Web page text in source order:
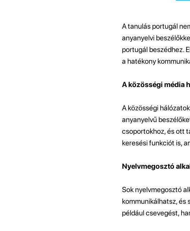
A tanulás portugál
anyanyelvi
portugál beszédhez.
a hatékony
A közösségi média
A közösségi
anyanyelvű
csoportokhoz, és ott
keresési funkciót is,
Nyelvmegosztó
Sok nyelvmegosztó
kommunikálhatsz, és
például csevegést,